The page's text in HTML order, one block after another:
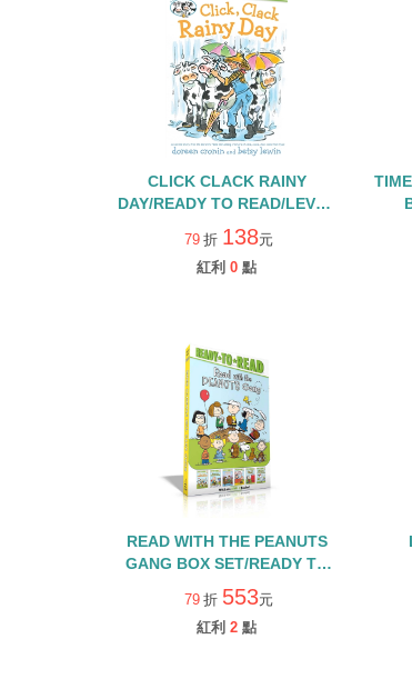
CLICK CLACK RAINY
DAY/READY TO READ/LEVEL
2
79 折 138元
紅利 0 點
READ WITH THE PEANUTS
GANG BOX SET/READY TO
READ/LEVEL 2/內含6冊
79 折 553元
紅利 2 點